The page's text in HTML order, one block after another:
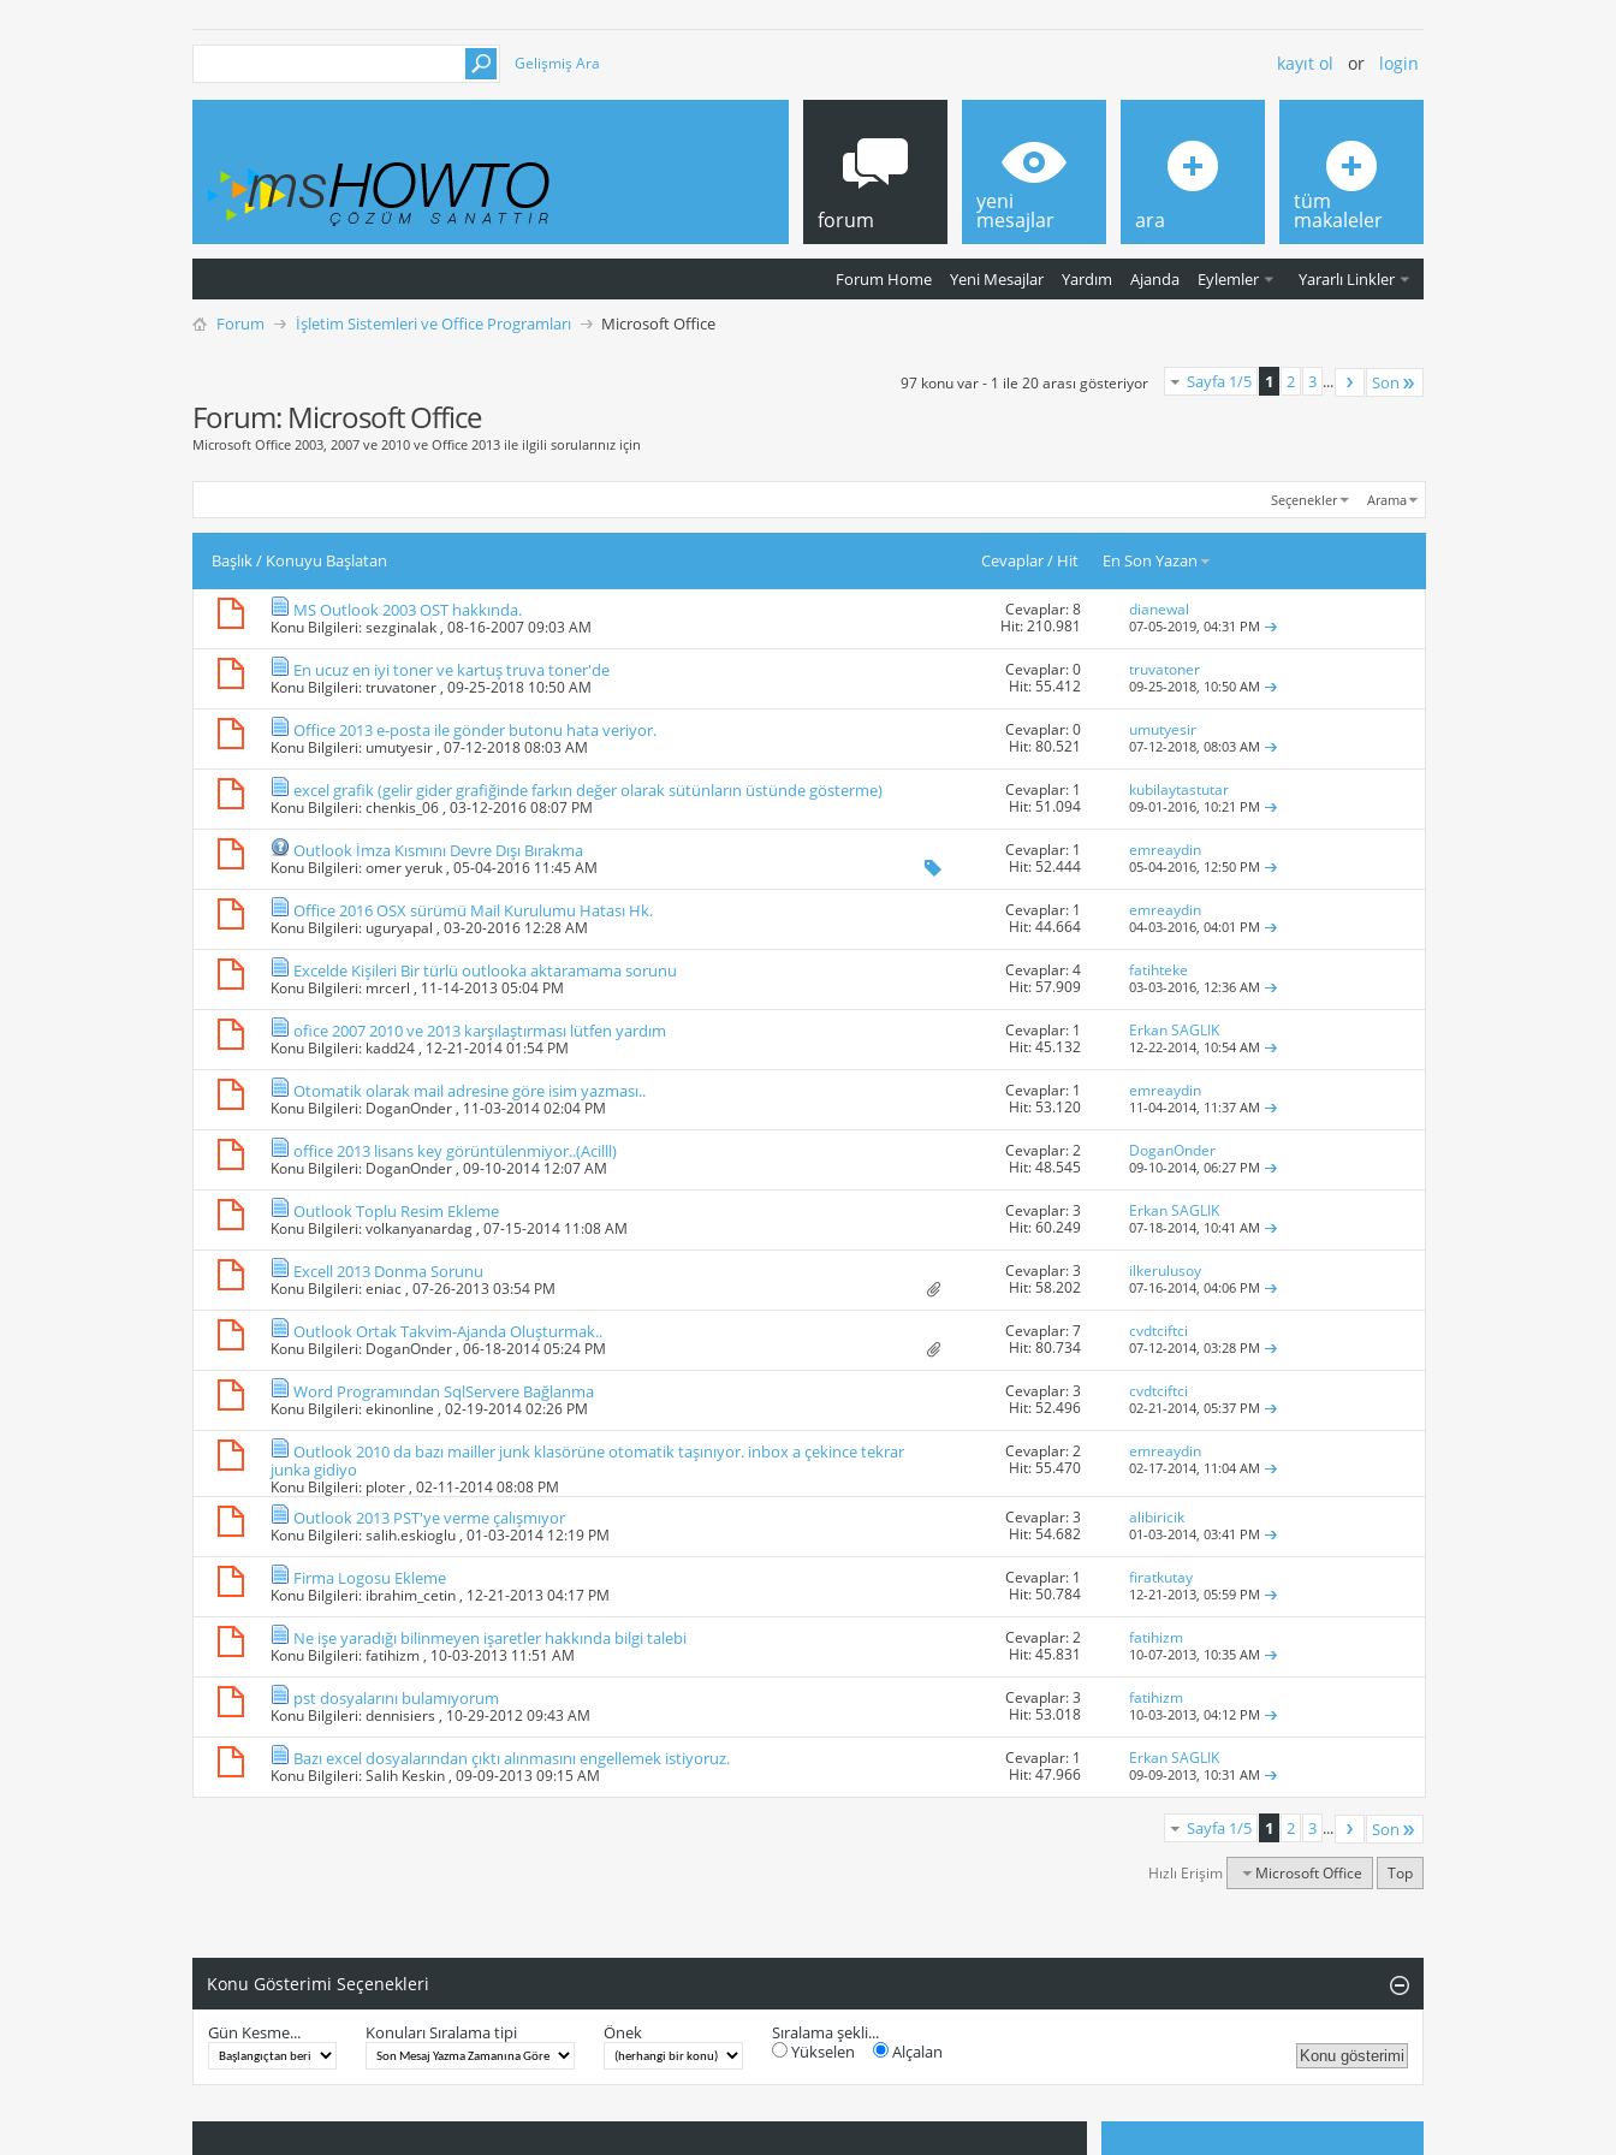
Gelişmiş Ara kayıt ol or login
forum
Forum Home Yeni Mesajlar Yardım Ajanda Eylemler Yararlı Linkler
yeni
mesajlar ara
tüm
makaleler
Forum İşletim Sistemleri ve Office Programları Microsoft Office
Sayfa 1/5 1 2 3 ... Son
97 konu var - 1 ile 20 arası gösteriyor
Forum: Microsoft Office
Microsoft Office 2003, 2007 ve 2010 ve Office 2013 ile ilgili sorularınız için
Seçenekler Arama
Başlık/ Konuyu Başlatan Cevaplar/ Hit En Son Yazan
MS Outlook 2003 OST hakkında.
Konu Bilgileri:sezginalak , 08-16-2007 09:03 AM
Cevaplar: 8
Hit: 210.981
dianewal
07-05-2019,04:31 PM
En ucuz en iyi toner ve kartuş truva toner'de
Konu Bilgileri:truvatoner , 09-25-2018 10:50 AM
Cevaplar: 0
Hit: 55.412
truvatoner
09-25-2018, 10:50 AM
Office 2013 e-posta ile gönder butonu hata veriyor.
Konu Bilgileri: umutyesir , 07-12-2018 08:03 AM
Cevaplar: 0
Hit: 80.521
umutyesir
07-12-2018,08:03 AM
excel grafik (gelir gider grafiğinde farkın değer olarak sütünların üstünde gösterme)
Konu Bilgileri:chenkis_06 , 03-12-2016 08:07 PM
Cevaplar: 1
Hit: 51.094
kubilaytastutar
09-01-2016, 10:21 PM
Outlook İmza Kısmını Devre Dışı Bırakma
Konu Bilgileri:omer yeruk , 05-04-2016 11:45 AM
Cevaplar: 1
Hit: 52.444
emreaydin
05-04-2016, 12:50 PM
Office 2016 OSX sürümü Mail Kurulumu Hatası Hk.
Konu Bilgileri: uguryapal , 03-20-2016 12:28 AM
Cevaplar: 1
Hit: 44.664
emreaydin
04-03-2016,04:01 PM
Excelde Kişileri Bir türlü outlooka aktaramama sorunu
Konu Bilgileri: mrcerl , 11-14-2013 05:04 PM
Cevaplar: 4
Hit: 57.909
fatihteke
03-03-2016, 12:36 AM
ofice 2007 2010 ve 2013 karşılaştırması lütfen yardım
Konu Bilgileri: kadd24 , 12-21-2014 01:54 PM
Cevaplar: 1
Hit: 45.132
Erkan SAGLIK
12-22-2014, 10:54 AM
Otomatik olarak mail adresine göre isim yazması..
Konu Bilgileri: DoganOnder , 11-03-2014 02:04 PM
Cevaplar: 1
Hit: 53.120
emreaydin
11-04-2014, 11:37 AM
office 2013 lisans key görüntülenmiyor..(Acilll)
Konu Bilgileri: DoganOnder , 09-10-2014 12:07 AM
Cevaplar: 2
Hit: 48.545
DoganOnder
09-10-2014,06:27 PM
Outlook Toplu Resim Ekleme
Konu Bilgileri:volkanyanardag , 07-15-2014 11:08 AM
Cevaplar: 3
Hit: 60.249
Erkan SAGLIK
07-18-2014, 10:41 AM
Excell 2013 Donma Sorunu
Konu Bilgileri:eniac , 07-26-2013 03:54 PM
Cevaplar: 3
Hit: 58.202
ilkerulusoy
07-16-2014,04:06 PM
Outlook Ortak Takvim-Ajanda Oluşturmak..
Konu Bilgileri: DoganOnder , 06-18-2014 05:24 PM
Cevaplar: 7
Hit: 80.734
cvdtciftci
07-12-2014,03:28 PM
Word Programından SqlServere Bağlanma
Konu Bilgileri:ekinonline , 02-19-2014 02:26 PM
Cevaplar: 3
Hit: 52.496
cvdtciftci
02-21-2014,05:37 PM
Outlook 2010 da bazı mailler junk klasörüne otomatik taşınıyor. inbox a çekince tekrar
junka gidiyo
Konu Bilgileri: ploter , 02-11-2014 08:08 PM
Cevaplar: 2
Hit: 55.470
emreaydin
02-17-2014, 11:04 AM
Outlook 2013 PST'ye verme çalışmıyor
Konu Bilgileri:salih.eskioglu , 01-03-2014 12:19 PM
Cevaplar: 3
Hit: 54.682
alibiricik
01-03-2014,03:41 PM
Firma Logosu Ekleme
Konu Bilgileri: ibrahim_cetin , 12-21-2013 04:17 PM
Cevaplar: 1
Hit: 50.784
firatkutay
12-21-2013,05:59 PM
Ne işe yaradığı bilinmeyen işaretler hakkında bilgi talebi
Konu Bilgileri:fatihizm , 10-03-2013 11:51 AM
Cevaplar: 2
Hit: 45.831
fatihizm
10-07-2013, 10:35 AM
pst dosyalarını bulamıyorum
Konu Bilgileri:dennisiers , 10-29-2012 09:43 AM
Cevaplar: 3
Hit: 53.018
fatihizm
10-03-2013,04:12 PM
Bazı excel dosyalarından çıktı alınmasını engellemek istiyoruz.
Konu Bilgileri:Salih Keskin , 09-09-2013 09:15 AM
Cevaplar: 1
Hit: 47.966
Erkan SAGLIK
09-09-2013, 10:31 AM
Sayfa 1/5 1 2 3 ... Son
Hızlı Erişim Microsoft Office Top
Konu Gösterimi Seçenekleri
Gün Kesme... Konuları Sıralama tipi Önek
Sıralama şekli...
Yükselen
Alçalan